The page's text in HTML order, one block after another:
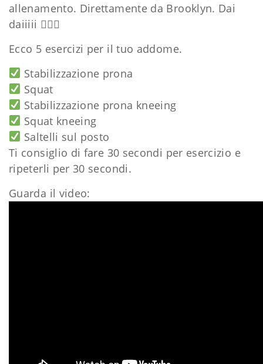
allenamento. Direttamente da Brooklyn. Dai
daiiiii 🏋🏻‍♀️
Ecco 5 esercizi per il tuo addome.
Stabilizzazione prona
Squat
Stabilizzazione prona kneeing
Squat kneeing
Saltelli sul posto
Ti consiglio di fare 30 secondi per esercizio e
ripeterli per 30 secondi.
Guarda il video: